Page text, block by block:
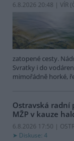
6.8.2026 20:48 | VÍR (
zatopené cesty.
Svratky i do
mimořádně horké,
Ostravská radní
MŽP v kauze
6.8.2026 17:50 |
Diskuse: 4